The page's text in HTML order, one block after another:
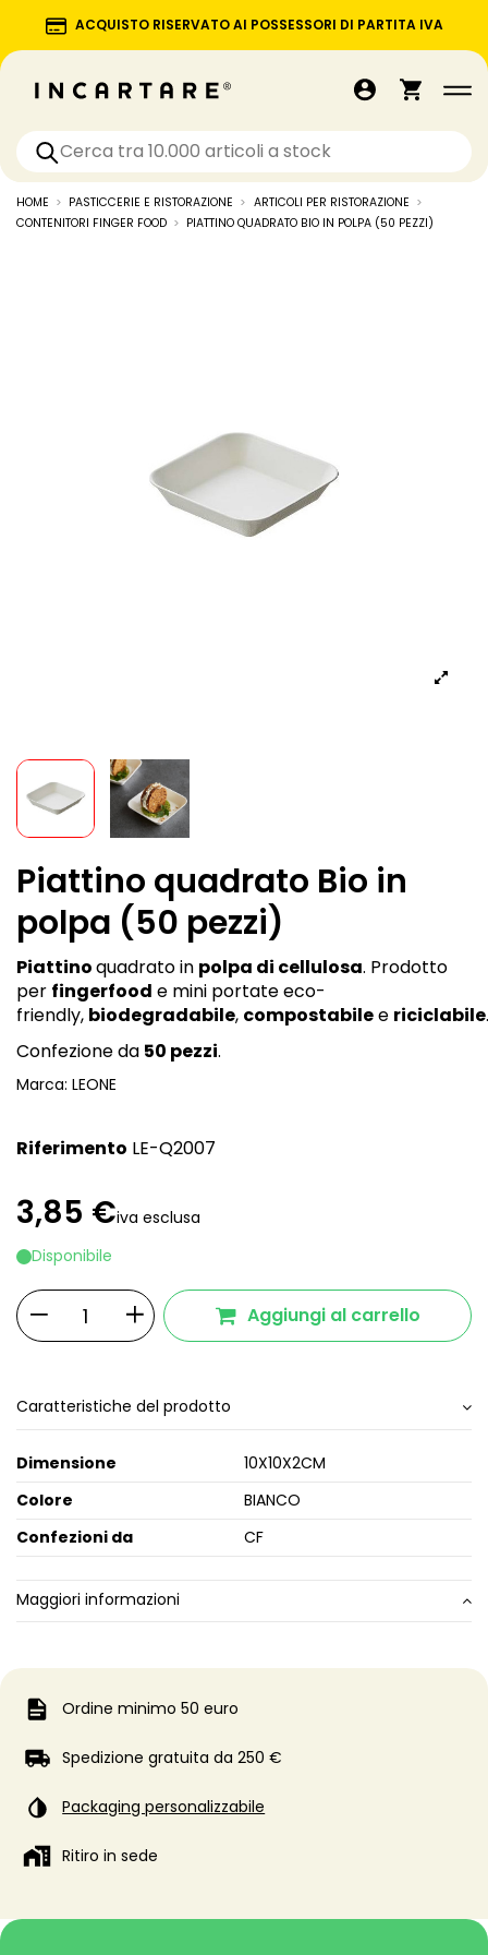
ACQUISTO RISERVATO AI POSSESSORI DI PARTITA IVA
HOME PASTICCERIE E RISTORAZIONE
ARTICOLI PER RISTORAZIONE
CONTENITORI FINGER FOOD
PIATTINO QUADRATO BIO IN POLPA (50 PEZZI)
Piattino quadrato Bio in
polpa (50 pezzi)
Piattinoquadrato in polpa di cellulosa. Prodotto
per fingerfood e mini portate eco-
friendly, biodegradabile, compostabilee riciclabile.
Confezione da 50 pezzi.
Marca: LEONE
Riferimento LE-Q2007
3,85 €iva esclusa
Disponibile
Aggiungi al carrello
Caratteristiche del prodotto
Dimensione
10X10X2CM
Colore
BIANCO
Confezioni da
CF
Maggiori informazioni
Ordine minimo 50 euro
Spedizione gratuita da 250 €
Packaging personalizzabile
Ritiro in sede